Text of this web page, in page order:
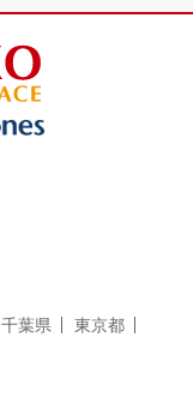
千葉県
東京都